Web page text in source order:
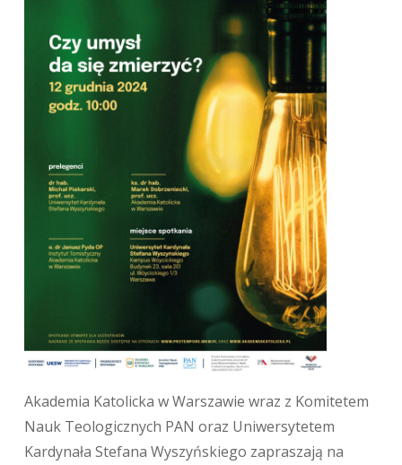
Akademia Katolicka w Warszawie wraz z Komitetem
Nauk Teologicznych PAN oraz Uniwersytetem
Kardynała Stefana Wyszyńskiego zapraszają na